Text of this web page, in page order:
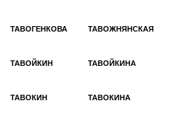
ТАВОГЕНКОВА ТАВОЖНЯНСКАЯ
ТАВОЙКИН ТАВОЙКИНА
ТАВОКИН ТАВОКИНА